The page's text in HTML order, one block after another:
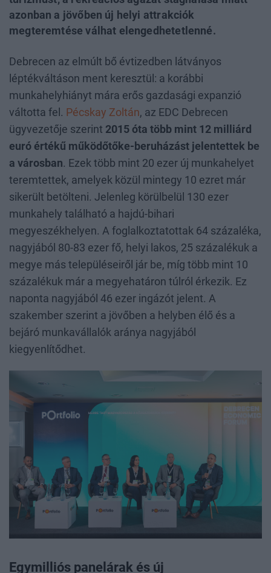
azonban a jövőben új helyi attrakciók
megteremtése válhat elengedhetetlenné.
Debrecen az elmúlt bő évtizedben látványos
léptékváltáson ment keresztül: a korábbi
munkahelyhiányt mára erős gazdasági expanzió
váltotta fel. Pécskay Zoltán, az EDC Debrecen
ügyvezetője szerint 2015 óta több mint 12 milliárd
euró értékű működőtőke-beruházást jelentettek be
a városban. Ezek több mint 20 ezer új munkahelyet
teremtettek, amelyek közül mintegy 10 ezret már
sikerült betölteni. Jelenleg körülbelül 130 ezer
munkahely található a hajdú-bihari
megyeszékhelyen. A foglalkoztatottak 64 százaléka,
nagyjából 80-83 ezer fő, helyi lakos, 25 százalékuk a
megye más településeiről jár be, míg több mint 10
százalékuk már a megyehatáron túlról érkezik. Ez
naponta nagyjából 46 ezer ingázót jelent. A
szakember szerint a jövőben a helyben élő és a
bejáró munkavállalók aránya nagyjából
kiegyenlítődhet.
Egymilliós panelárak és új